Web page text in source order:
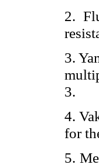
2.
3.
3.
4.
for
5.